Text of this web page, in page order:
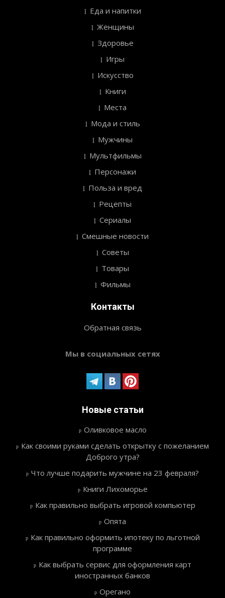
Еда и напитки
Женщины
Здоровье
Игры
Искусство
Книги
Места
Мода и стиль
Мужчины
Мультфильмы
Персонажи
Польза и вред
Рецепты
Сериалы
Смешные новости
Советы
Товары
Фильмы
Контакты
Обратная связь
Мы в социальных сетях
Новые статьи
Оливковое масло
Как своими руками сделать открытку с пожеланием
Доброго утра?
Что лучше подарить мужчине на 23 февраля?
Книги Лихоморье
Как правильно выбрать игровой компьютер
Опята
Как правильно оформить ипотеку по льготной
программе
Как выбрать сервис для оформления карт
иностранных банков
Орегано